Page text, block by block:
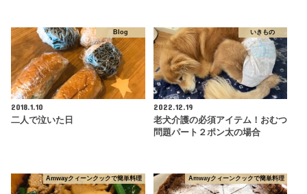
Blog
2018.1.10
二人で泣いた日
いきもの
2022.12.19
老犬介護の必須アイテム！おむつ
問題パート２ポン太の場合
Amwayクィーンクックで簡単料理 Amwayクィーンクックで簡単料理